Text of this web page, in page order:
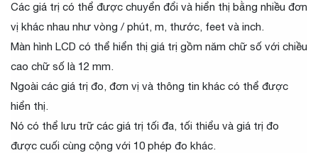
Các giá trị có thể được chuyển đổi và hiển thị bằng nhiều đơn
vị khác nhau như vòng / phút, m, thước, feet và inch.
Màn hình LCD có thể hiển thị giá trị gồm năm chữ số với chiều
cao chữ số là 12 mm.
Ngoài các giá trị đo, đơn vị và thông tin khác có thể được
hiển thị.
Nó có thể lưu trữ các giá trị tối đa, tối thiểu và giá trị đo
được cuối cùng cộng với 10 phép đo khác.